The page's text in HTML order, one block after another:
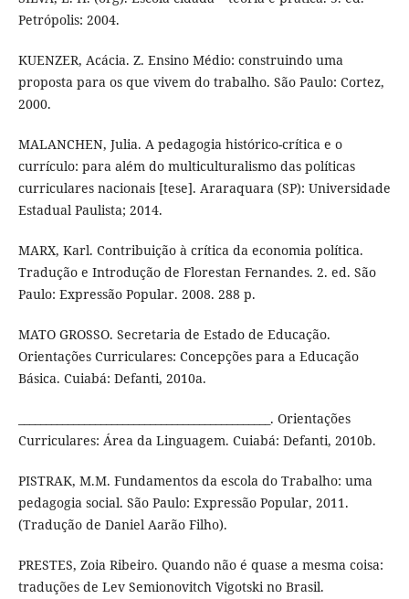
Petrópolis: 2004.
KUENZER, Acácia. Z. Ensino Médio: construindo uma
proposta para os que vivem do trabalho. São Paulo: Cortez,
2000.
MALANCHEN, Julia. A pedagogia histórico-crítica e o
currículo: para além do multiculturalismo das políticas
curriculares nacionais [tese]. Araraquara (SP): Universidade
Estadual Paulista; 2014.
MARX, Karl. Contribuição à crítica da economia política.
Tradução e Introdução de Florestan Fernandes. 2. ed. São
Paulo: Expressão Popular. 2008. 288 p.
MATO GROSSO. Secretaria de Estado de Educação.
Orientações Curriculares: Concepções para a Educação
Básica. Cuiabá: Defanti, 2010a.
______________________________________________. Orientações
Curriculares: Área da Linguagem. Cuiabá: Defanti, 2010b.
PISTRAK, M.M. Fundamentos da escola do Trabalho: uma
pedagogia social. São Paulo: Expressão Popular, 2011.
(Tradução de Daniel Aarão Filho).
PRESTES, Zoia Ribeiro. Quando não é quase a mesma coisa:
traduções de Lev Semionovitch Vigotski no Brasil.